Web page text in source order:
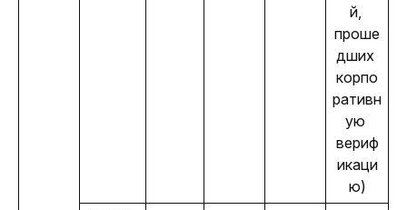
й,
проше
дших
корпо
ративн
ую
вериф
икаци
ю)